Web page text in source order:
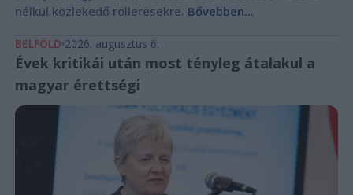
nélkül közlekedő rolleresekre. Bővebben...
BELFÖLD 2026. augusztus 6.
Évek kritikái után most tényleg átalakul a
magyar érettségi